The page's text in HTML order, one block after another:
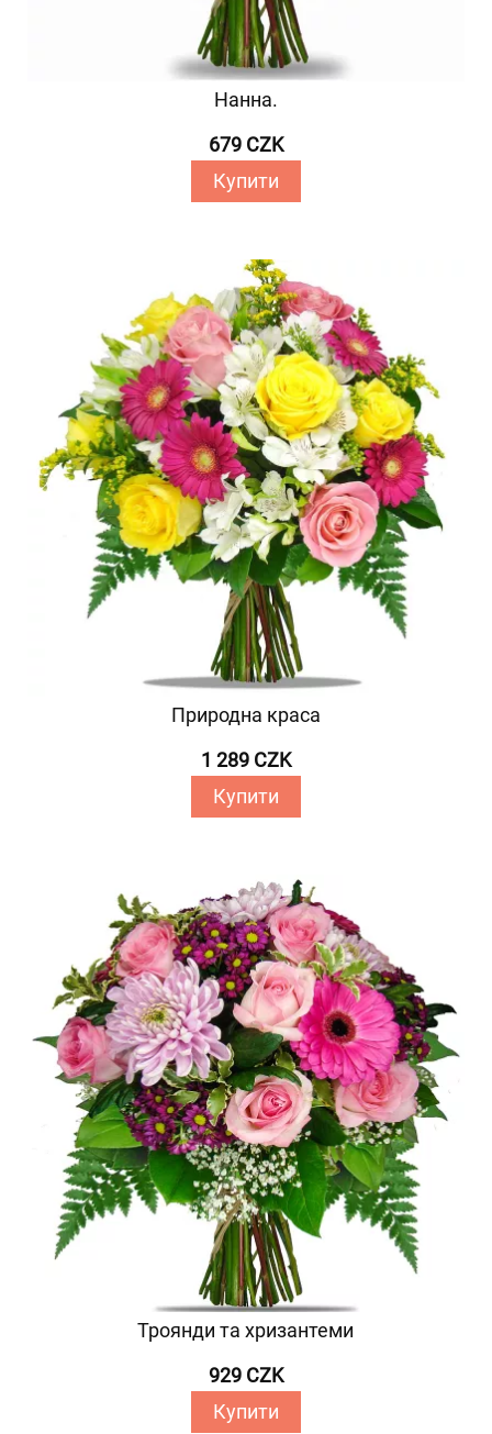
Нанна.
679 CZK
Купити
Природна краса
1 289 CZK
Купити
Троянди та хризантеми
929 CZK
Купити